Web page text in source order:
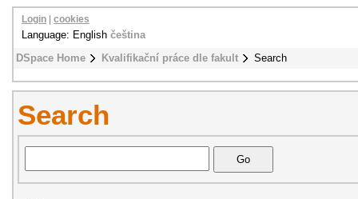
DSpace Home Kvalifikační práce dle fakult Search
Login cookies
Language: English čeština
Search